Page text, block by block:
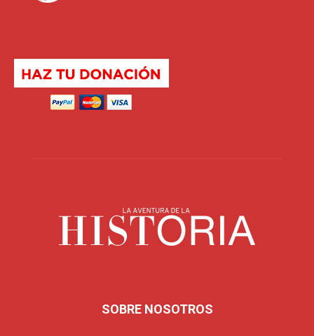
SOBRE NOSOTROS